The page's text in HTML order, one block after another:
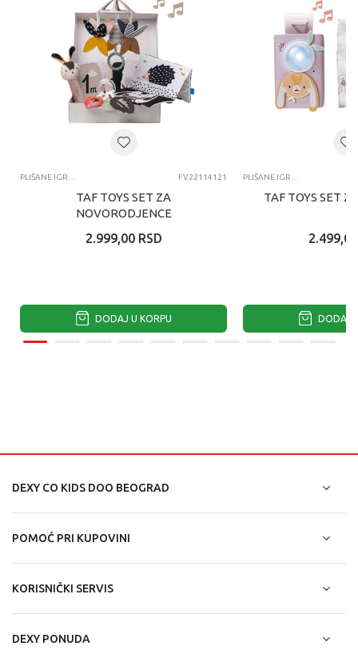
PLIŠANE IGRAČKE ZA BEBE FV22114121
TAF TOYS SET ZA
NOVORODJENCE
2.999,00 RSD
DODAJ U KORPU
PLIŠANE IGRAČKE ZA BEBE
TAF TOYS SET
2.499,00
DODAJ
DEXY CO KIDS DOO BEOGRAD
POMOĆ PRI KUPOVINI
KORISNIČKI SERVIS
DEXY PONUDA